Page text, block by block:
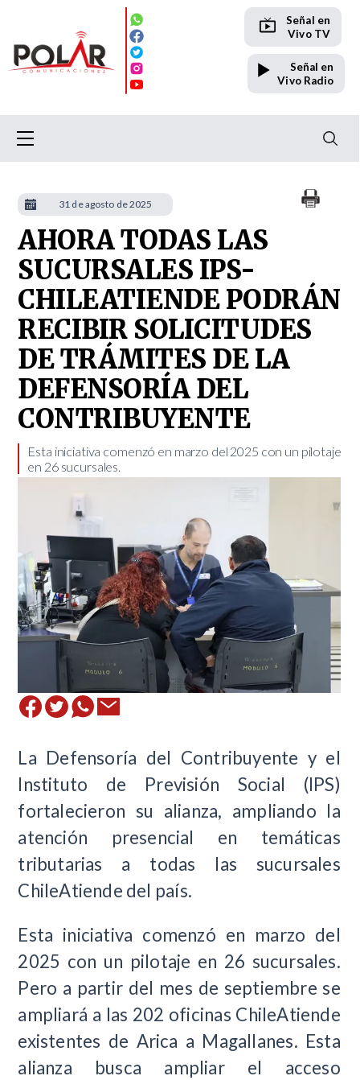
Señal en
Vivo TV
Señal en
Vivo Radio
AHORA TODAS LAS
SUCURSALES IPS-
CHILEATIENDE PODRÁN
RECIBIR SOLICITUDES
DE TRÁMITES DE LA
DEFENSORÍA DEL
CONTRIBUYENTE
Esta iniciativa comenzó en marzo del 2025 con un pilotaje
en 26 sucursales. ​
La Defensoría del Contribuyente y el
Instituto de Previsión Social (IPS)
fortalecieron su alianza, ampliando la
atención presencial en temáticas
tributarias a todas las sucursales
ChileAtiende del país.
Esta iniciativa comenzó en marzo del
2025 con un pilotaje en 26 sucursales.
Pero a partir del mes de septiembre se
ampliará a las 202 oficinas ChileAtiende
existentes de Arica a Magallanes. Esta
alianza busca ampliar el acceso
31 de agosto de 2025